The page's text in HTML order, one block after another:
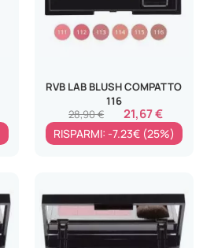
RVB LAB BLUSH COMPATTO
116
21,67 €
28,90 €
RISPARMI: -7.23€ (25%)